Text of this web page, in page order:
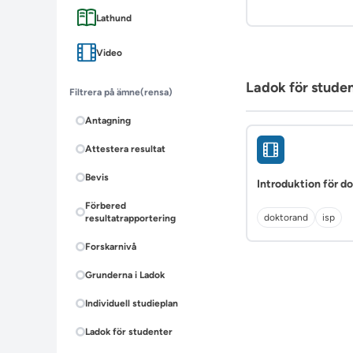
Lathund
Video
Filtrera på ämne(rensa)
Antagning
Attestera resultat
Bevis
Förbered
resultatrapportering
Forskarnivå
Grunderna i Ladok
Individuell studieplan
Ladok för studenter
Ladok för
Introduktion för
doktorand isp